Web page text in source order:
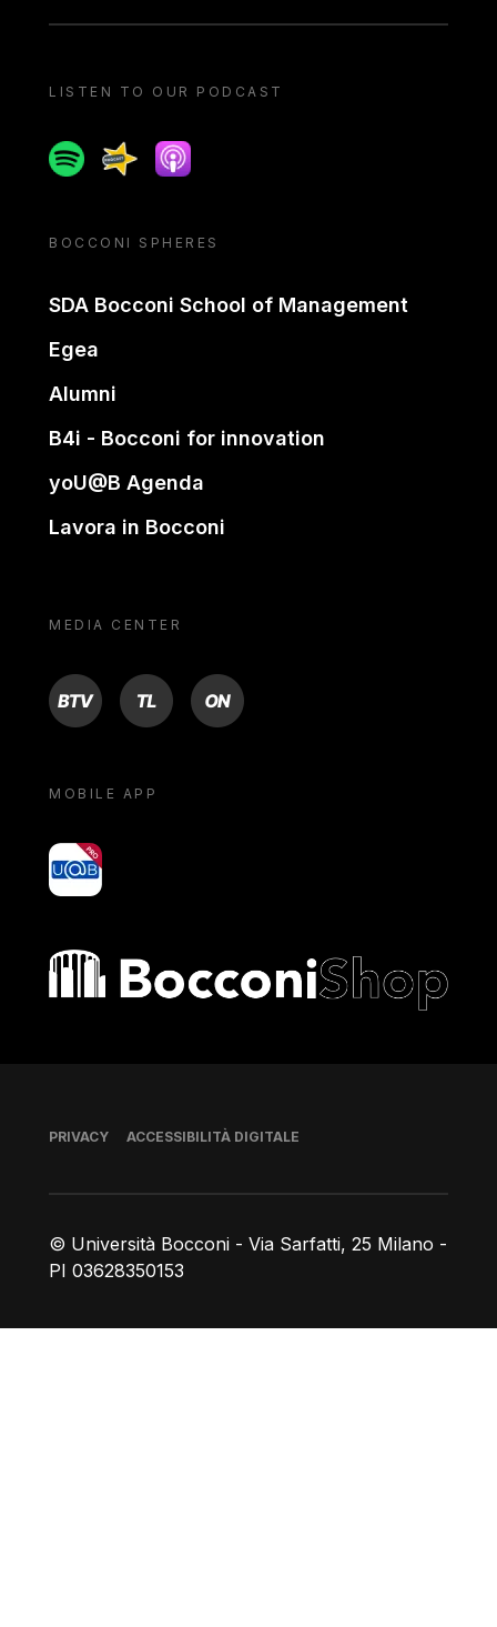
LISTEN TO OUR PODCAST
SpotifySpreakerApple podcast
BOCCONI SPHERES
SDA Bocconi School of Management
Egea
Alumni
B4i - Bocconi for innovation
yoU@B Agenda
Lavora in Bocconi
MEDIA CENTER
BTV TL ON
MOBILE APP
yoU@B
Bocconi shop
© Università Bocconi - Via Sarfatti, 25 Milano -
PI 03628350153
Piè di pagina
PRIVACY ACCESSIBILITÀ DIGITALE